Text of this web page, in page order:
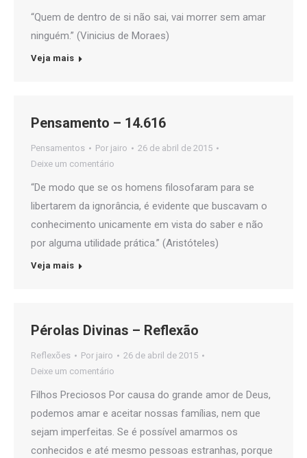
“Quem de dentro de si não sai, vai morrer sem amar
ninguém.” (Vinicius de Moraes)
Veja mais
Pensamento – 14.616
Pensamentos Por jairo
26 de abril de 2015
Deixe um comentário
“De modo que se os homens filosofaram para se
libertarem da ignorância, é evidente que buscavam o
conhecimento unicamente em vista do saber e não
por alguma utilidade prática.” (Aristóteles)
Veja mais
Pérolas Divinas – Reflexão
Reflexões Por jairo
26 de abril de 2015
Deixe um comentário
Filhos Preciosos Por causa do grande amor de Deus,
podemos amar e aceitar nossas famílias, nem que
sejam imperfeitas. Se é possível amarmos os
conhecidos e até mesmo pessoas estranhas, porque